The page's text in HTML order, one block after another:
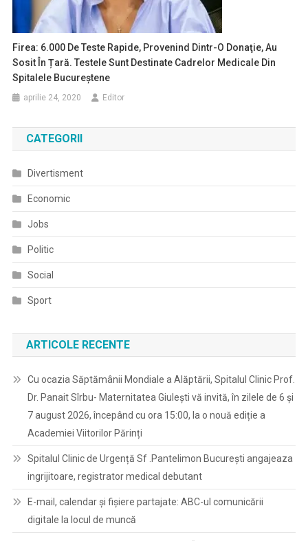
Firea: 6.000 De Teste Rapide, Provenind Dintr-O Donaţie, Au
Sosit În Țară. Testele Sunt Destinate Cadrelor Medicale Din
Spitalele Bucureștene
aprilie 24, 2020 Editor
CATEGORII
Divertisment
Economic
Jobs
Politic
Social
Sport
ARTICOLE RECENTE
Cu ocazia Săptămânii Mondiale a Alăptării, Spitalul Clinic Prof.
Dr. Panait Sîrbu- Maternitatea Giulești vă invită, în zilele de 6 și
7 august 2026, începând cu ora 15:00, la o nouă ediție a
Academiei Viitorilor Părinți
Spitalul Clinic de Urgență Sf .Pantelimon București angajeaza
ingrijitoare, registrator medical debutant
E-mail, calendar şi fişiere partajate: ABC-ul comunicării
digitale la locul de muncă